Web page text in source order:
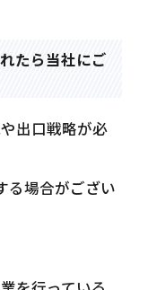
たら当社にご
出口戦略が必
る場合がござい